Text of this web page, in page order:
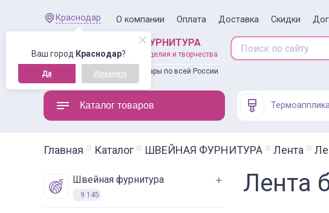
Ваш город Краснодар?
Да Изменить
Краснодар О компании Оплата Доставка Скидки
ШВЕЙНАЯ ФУРНИТУРА
товары для рукоделия и творчества
Доставляем товары по всей России
Каталог товаров
Главная Каталог ШВЕЙНАЯ ФУРНИТУРА Лента
швейная фурнитура
9 145 Лента